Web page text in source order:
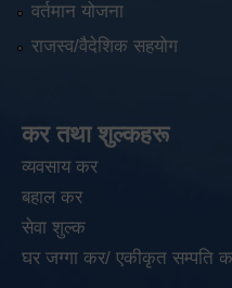
वर्तमान योजना
राजस्व/वैदेशिक सहयोग
कर तथा शुल्कहरू
व्यवसाय कर
बहाल कर
सेवा शुल्क
घर जग्गा कर/ एकीकृत सम्पति